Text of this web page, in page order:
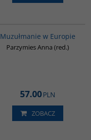
Muzułmanie w Europie
Parzymies Anna (red.)
57.00PLN
ZOBACZ